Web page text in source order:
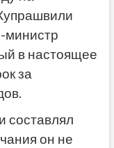
министр
в настоящее
за
составлял
он не